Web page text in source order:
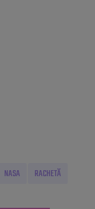
NASA RACHETĂ